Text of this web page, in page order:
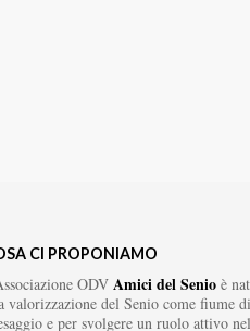
CI PROPONIAMO
ODV Amici del Senioè
valorizzazione del Senio come fiume
e per svolgere un ruolo attivo